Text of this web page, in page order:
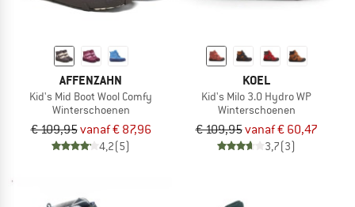
AFFENZAHN
Kid's Mid Boot Wool Comfy
Winterschoenen
€ 109,95vanaf € 87,96
4,2(5)
KOEL
Kid's Milo 3.0 Hydro WP
Winterschoenen
€ 109,95vanaf € 60,47
3,7(3)